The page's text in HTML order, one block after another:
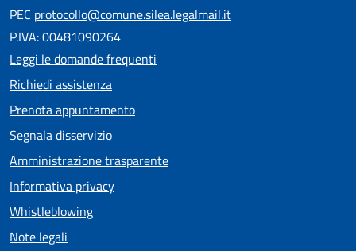
PEC protocollo@comune.silea.legalmail.it
P.IVA: 00481090264
Leggi le domande frequenti
Richiedi assistenza
Prenota appuntamento
Segnala disservizio
Amministrazione trasparente
Informativa privacy
Whistleblowing
Note legali